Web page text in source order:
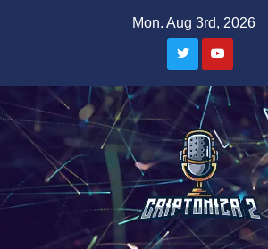
Mon. Aug 3rd, 2026